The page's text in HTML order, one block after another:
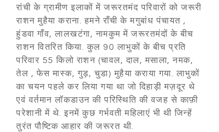
रांची के ग्रामीण इलाकों में जरूरतमंद परिवारों को जरूरी
राशन मुहैया कराना. हमने राँची के मगुबांध पंचायत ,
हुंडवा गाँव, लालखटंगा, नामकुम में जरूरतमंदों के बीच
राशन वितरित किया. कुल 90 लाभुकों के बीच प्रति
परिवार 55 किलो राशन (चावल, दाल, मसाला, नमक,
तेल , फेस मास्क, गुड़, चुडा) मुहैया कराया गया. लाभुकों
का चयन पहले कर लिया गया था जो दिहाड़ी मज़दूर थे
एवं वर्तमान लॉकडाउन की परिस्थिति की वजह से काफ़ी
परेशानी में थे. इनमें कुछ गर्भवती महिलाएं भी थी जिन्हें
तुरंत पौष्टिक आहार की जरूरत थी.